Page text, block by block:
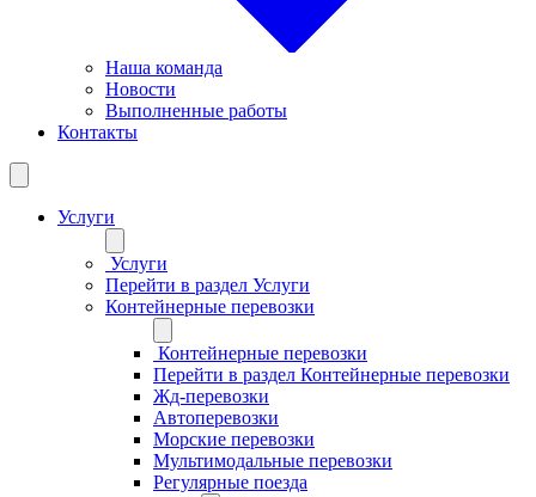
Наша команда
Новости
Выполненные работы
Контакты
Услуги
Услуги
Перейти в раздел Услуги
Контейнерные перевозки
Контейнерные перевозки
Перейти в раздел Контейнерные перевозки
Жд-перевозки
Автоперевозки
Морские перевозки
Мультимодальные перевозки
Регулярные поезда